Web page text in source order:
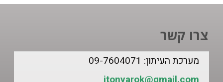
צרו קשר
מערכת העיתון: 09-7604071